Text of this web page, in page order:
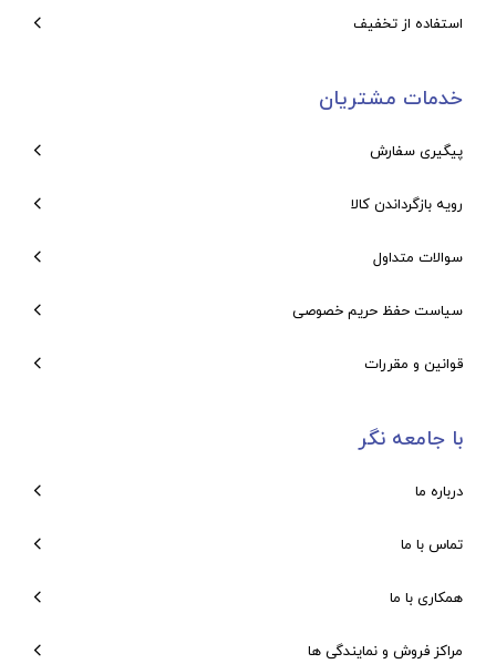
استفاده از تخفیف
خدمات مشتریان
پیگیری سفارش
رویه بازگرداندن کالا
سوالات متداول
سیاست حفظ حریم خصوصی
قوانین و مقررات
با جامعه نگر
درباره ما
تماس با ما
همکاری با ما
مراکز فروش و نمایندگی ها